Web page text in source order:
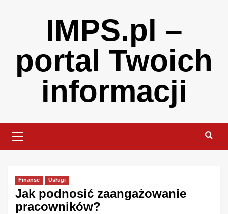
IMPS.pl –
portal Twoich
informacji
Menu
Finanse Usługi
Jak podnosić zaangażowanie
pracowników?